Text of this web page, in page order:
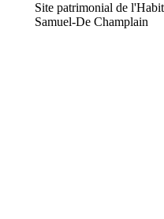
Site patrimonial de
Samuel-De Champlain